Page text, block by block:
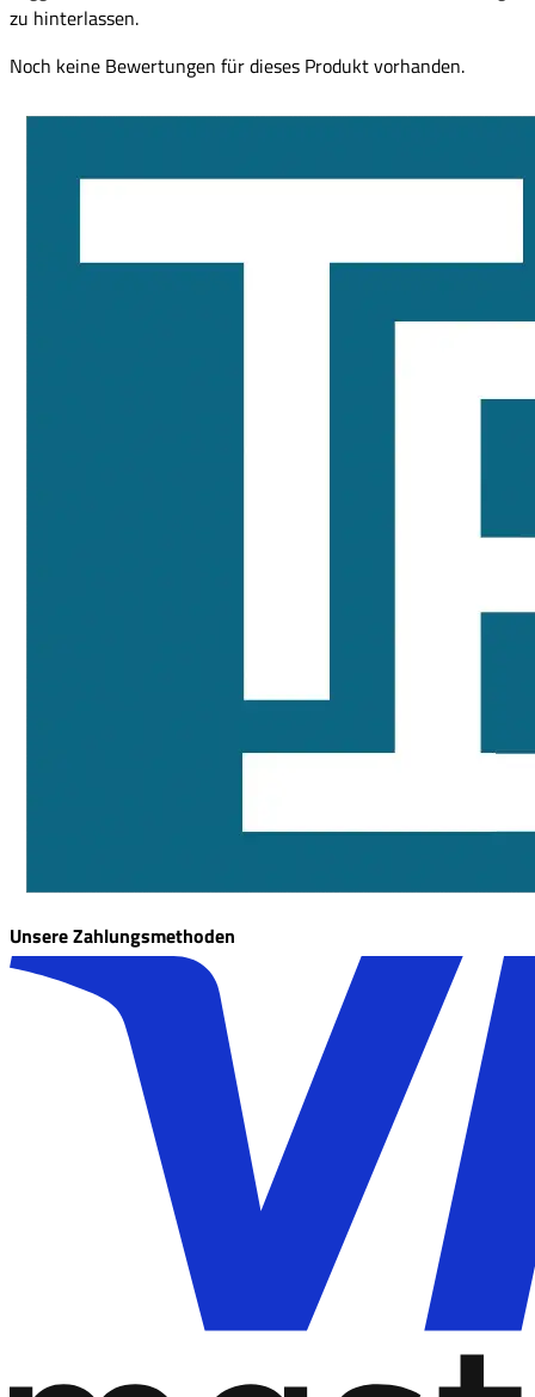
zu hinterlassen.
Noch keine Bewertungen für dieses Produkt vorhanden.
Unsere Zahlungsmethoden